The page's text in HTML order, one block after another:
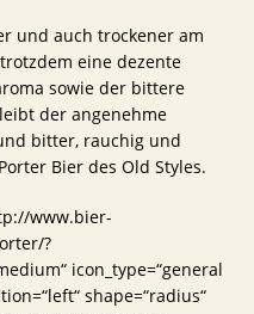
und auch trockener am
eine dezente
sowie der bittere
der angenehme
bitter, rauchig und
Bier des Old Styles.
www.bier-
?
icon_type=“general
shape=“radius“